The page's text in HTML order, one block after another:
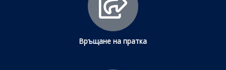
Връщане на пратка